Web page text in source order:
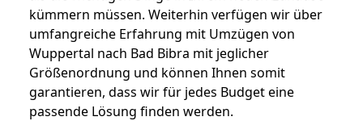
kümmern müssen. Weiterhin verfügen wir über
umfangreiche Erfahrung mit Umzügen von
Wuppertal nach Bad Bibra mit jeglicher
Größenordnung und können Ihnen somit
garantieren, dass wir für jedes Budget eine
passende Lösung finden werden.